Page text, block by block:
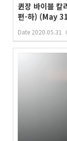
퀸장 바이블 칼
편-하) (May
Date 2020.05.31